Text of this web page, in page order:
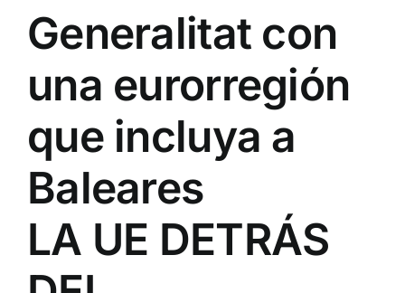
Generalitat con
una eurorregión
que incluya a
Baleares
LA UE DETRÁS